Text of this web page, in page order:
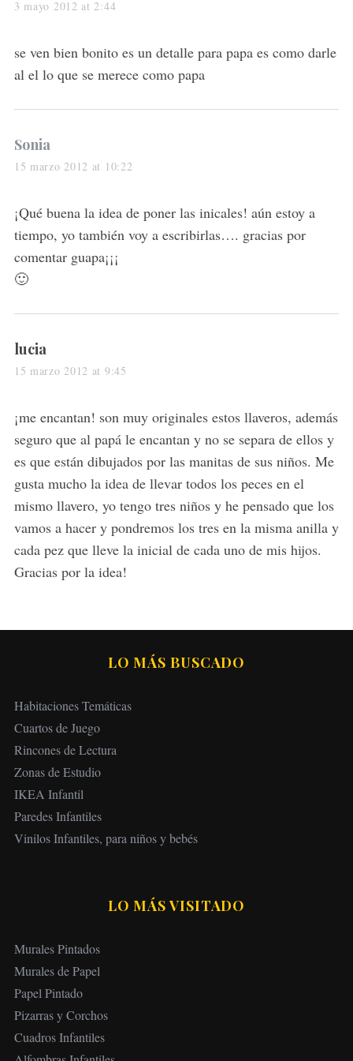
a
s
:
3 mayo 2012 at 2:44
se ven bien bonito es un detalle para papa es como darle
al el lo que se merece como papa
s
a
s
:
Sonia
15 marzo 2012 at 10:22
¡Qué buena la idea de poner las inicales! aún estoy a
tiempo, yo también voy a escribirlas…. gracias por
comentar guapa¡¡¡
🙂
s
a
s
:
lucia
15 marzo 2012 at 9:45
¡me encantan! son muy originales estos llaveros, además
seguro que al papá le encantan y no se separa de ellos y
es que están dibujados por las manitas de sus niños. Me
gusta mucho la idea de llevar todos los peces en el
mismo llavero, yo tengo tres niños y he pensado que los
vamos a hacer y pondremos los tres en la misma anilla y
cada pez que lleve la inicial de cada uno de mis hijos.
Gracias por la idea!
LO MÁS BUSCADO
Habitaciones Temáticas
Cuartos de Juego
Rincones de Lectura
Zonas de Estudio
IKEA Infantil
Paredes Infantiles
Vinilos Infantiles, para niños y bebés
LO MÁS VISITADO
Murales Pintados
Murales de Papel
Papel Pintado
Pizarras y Corchos
Cuadros Infantiles